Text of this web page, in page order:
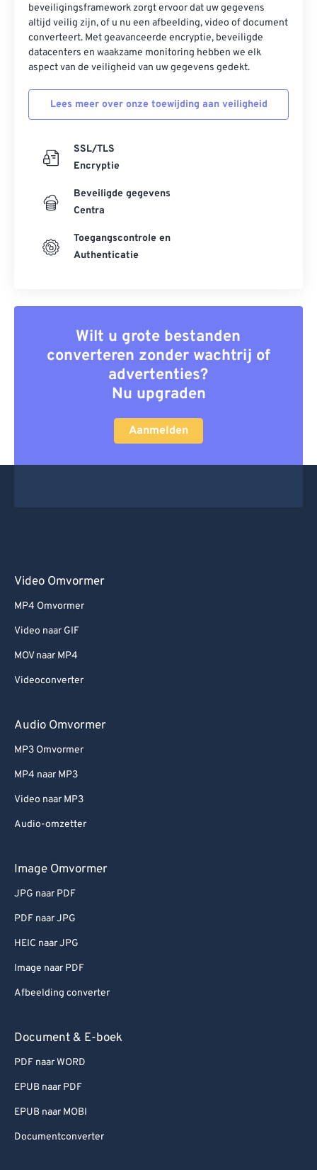
beveiligingsframework zorgt ervoor dat uw gegevens
altijd veilig zijn, of u nu een afbeelding, video of document
converteert. Met geavanceerde encryptie, beveiligde
datacenters en waakzame monitoring hebben we elk
aspect van de veiligheid van uw gegevens gedekt.
Lees meer over onze toewijding aan veiligheid
SSL/TLS
Encryptie
Beveiligde gegevens
Centra
Toegangscontrole en
Authenticatie
Wilt u grote bestanden
converteren zonder wachtrij of
advertenties?
Nu upgraden
Aanmelden
Video Omvormer
MP4 Omvormer
Video naar GIF
MOV naar MP4
Videoconverter
Audio Omvormer
MP3 Omvormer
MP4 naar MP3
Video naar MP3
Audio-omzetter
Image Omvormer
JPG naar PDF
PDF naar JPG
HEIC naar JPG
Image naar PDF
Afbeelding converter
Document & E-boek
PDF naar WORD
EPUB naar PDF
EPUB naar MOBI
Documentconverter